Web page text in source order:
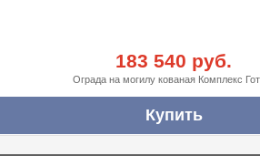
183 540 руб.
Ограда на могилу кованая Комплекс